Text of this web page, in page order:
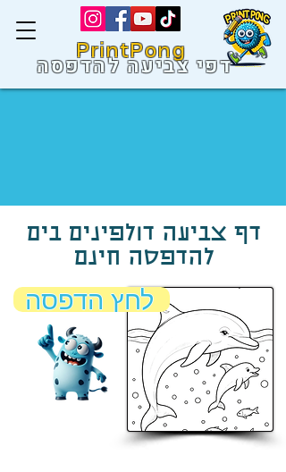
PrintPong
דפי צביעה להדפסה
דף צביעה דולפינים בים
להדפסה חינם
לחץ הדפסה